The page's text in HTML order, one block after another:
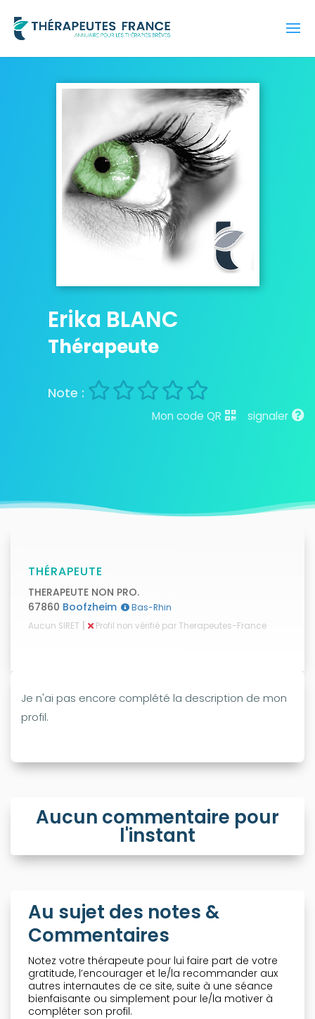
Erika BLANC
Thérapeute
signaler
Mon code QR
THÉRAPEUTE
THERAPEUTE NON PRO.
67860 Boofzheim
Bas-Rhin
Aucun SIRET | Profil non vérifié par Therapeutes-France
Je n'ai pas encore complété la description de mon
profil.
Aucun commentaire pour
l'instant
Au sujet des notes &
Commentaires
Notez votre thérapeute pour lui faire part de votre
gratitude, l’encourager et le/la recommander aux
autres internautes de ce site, suite à une séance
bienfaisante ou simplement pour le/la motiver à
compléter son profil.